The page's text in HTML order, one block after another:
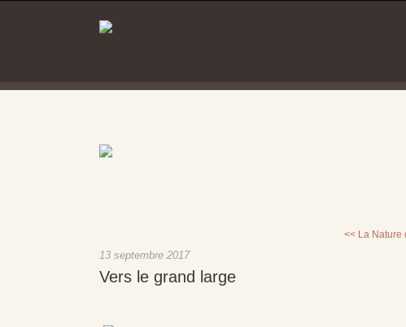
<< La Nature
13 septembre 2017
Vers le grand large